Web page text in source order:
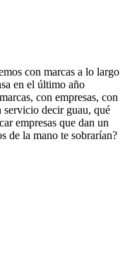
con marcas a lo largo
en el último año
con empresas, con
servicio decir guau, qué
empresas que dan un
de la mano te sobrarían?